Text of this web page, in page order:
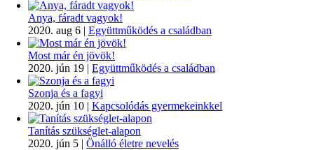
Anya, fáradt vagyok!
2020. aug 6 | Együttműködés a családban
Most már én jövök!
2020. jún 19 | Együttműködés a családban
Szonja és a fagyi
2020. jún 10 | Kapcsolódás gyermekeinkkel
Tanítás szükséglet-alapon
2020. jún 5 | Önálló életre nevelés